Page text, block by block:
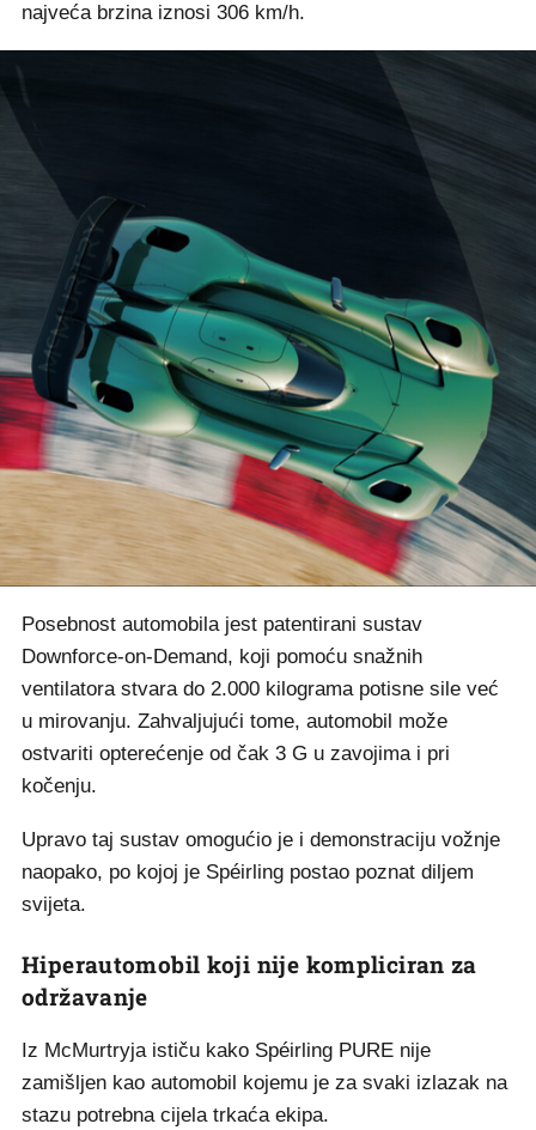
najveća brzina iznosi 306 km/h.
Posebnost automobila jest patentirani sustav
Downforce-on-Demand, koji pomoću snažnih
ventilatora stvara do 2.000 kilograma potisne sile već
u mirovanju. Zahvaljujući tome, automobil može
ostvariti opterećenje od čak 3 G u zavojima i pri
kočenju.
Upravo taj sustav omogućio je i demonstraciju vožnje
naopako, po kojoj je Spéirling postao poznat diljem
svijeta.
Hiperautomobil koji nije kompliciran za
održavanje
Iz McMurtryja ističu kako Spéirling PURE nije
zamišljen kao automobil kojemu je za svaki izlazak na
stazu potrebna cijela trkaća ekipa.